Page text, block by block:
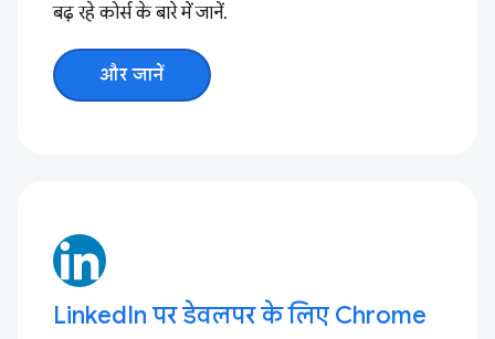
बढ़ रहे कोर्स के बारे में जानें.
और जानें
LinkedIn पर डेवलपर के लिए Chrome